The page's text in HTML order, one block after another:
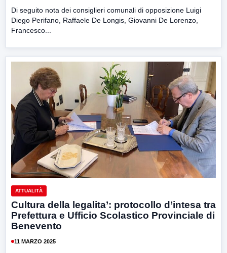
Di seguito nota dei consiglieri comunali di opposizione Luigi
Diego Perifano, Raffaele De Longis, Giovanni De Lorenzo,
Francesco...
ATTUALITÀ
Cultura della legalita’: protocollo d’intesa tra
Prefettura e Ufficio Scolastico Provinciale di
Benevento
11 MARZO 2025